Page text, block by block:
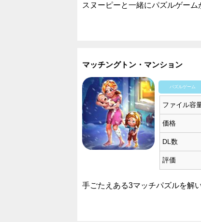
スヌーピーと一緒にパズルゲー
マッチングトン・マンション
パズルゲーム
ファイル容
価格
DL数
評価
手ごたえある3マッチパズルを解